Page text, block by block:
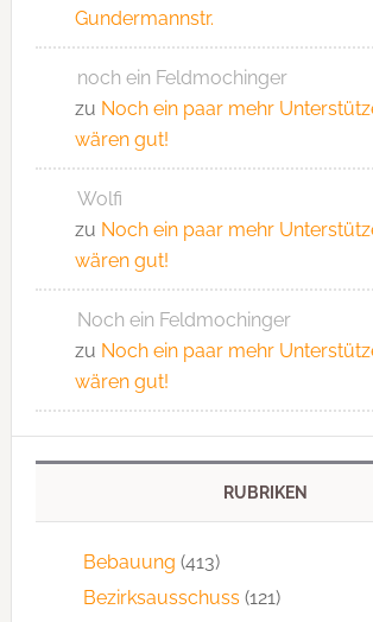
Gundermannstr.
noch ein Feldmochinger
zu Noch ein paar mehr
wären gut!
Wolfi
zu Noch ein paar mehr
wären gut!
Noch ein Feldmochinger
zu Noch ein paar mehr
wären gut!
RUBRIKEN
Bebauung (413)
Bezirksausschuss (121)